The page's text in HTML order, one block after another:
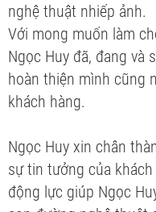
nghệ thuật nhiếp ảnh.
Với mong muốn làm
Ngọc Huy đã, đang và
hoàn thiện mình cũng
khách hàng.
Ngọc Huy xin chân
sự tin tưởng của
động lực giúp Ngọc